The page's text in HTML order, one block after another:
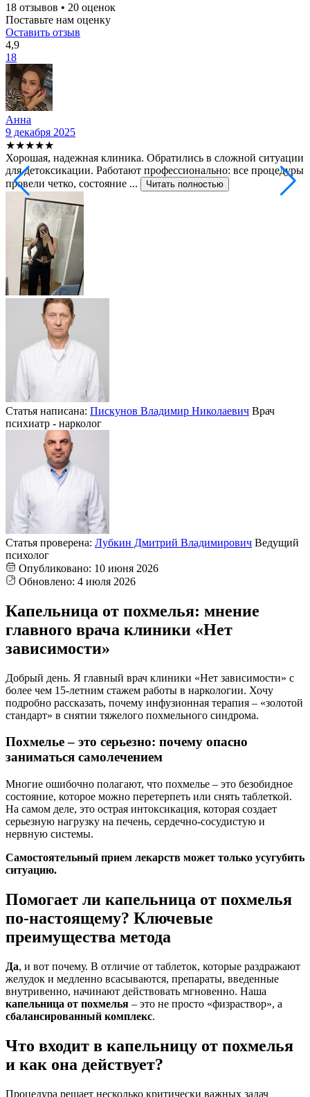
18 отзывов • 20 оценок
Поставьте нам оценку
Оставить отзыв
4,9
18
Анна
9 декабря 2025
★★★★★
Хорошая, надежная клиника. Обратились в сложной ситуации
для детоксикации. Работают профессионально: все процедуры
провели четко, состояние ...
Читать полностью
Статья написана: Пискунов Владимир Николаевич Врач
психиатр - нарколог
Статья проверена: Лубкин Дмитрий Владимирович Ведущий
психолог
Опубликовано: 10 июня 2026
Обновлено: 4 июля 2026
Капельница от похмелья: мнение
главного врача клиники «Нет
зависимости»
Добрый день. Я главный врач клиники «Нет зависимости» с
более чем 15-летним стажем работы в наркологии. Хочу
подробно рассказать, почему инфузионная терапия – «золотой
стандарт» в снятии тяжелого похмельного синдрома.
Похмелье – это серьезно: почему опасно
заниматься самолечением
Многие ошибочно полагают, что похмелье – это безобидное
состояние, которое можно перетерпеть или снять таблеткой.
На самом деле, это острая интоксикация, которая создает
серьезную нагрузку на печень, сердечно-сосудистую и
нервную системы.
Самостоятельный прием лекарств может только усугубить
ситуацию.
Помогает ли капельница от похмелья
по-настоящему? Ключевые
преимущества метода
Да, и вот почему. В отличие от таблеток, которые раздражают
желудок и медленно всасываются, препараты, введенные
внутривенно, начинают действовать мгновенно. Наша
капельница от похмелья – это не просто «физраствор», а
сбалансированный комплекс.
Что входит в капельницу от похмелья
и как она действует?
Процедура решает несколько критически важных задач